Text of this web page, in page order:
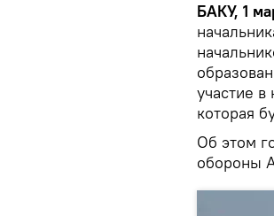
БАКУ, 1
участие
которая
Об этом
обороны